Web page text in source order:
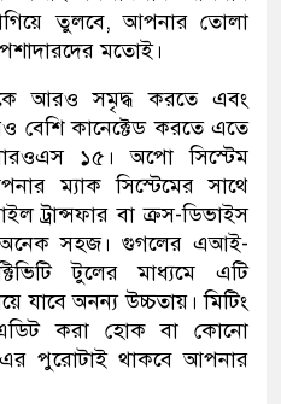
তুলবে, আপনার তোলা
মতোই।
আরও সমৃদ্ধ করতে এবং
বেশি কানেক্টেড করতে এতে
১৫। অপো সিস্টেম
ম্যাক সিস্টেমের সাথে
ট্রান্সফার বা ক্রস-ডিভাইস
অনেক সহজ। গুগলের এআই-
টুলের মাধ্যমে এটি
যাবে অনন্য উচ্চতায়। মিটিং
এডিট করা হোক বা কোনো
পুরোটাই থাকবে আপনার